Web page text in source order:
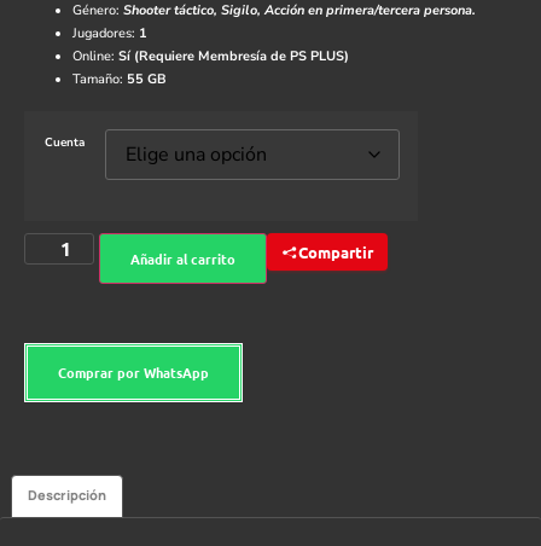
Género: Shooter táctico, Sigilo, Acción en primera/tercera persona.
Jugadores: 1
Online: Sí (Requiere Membresía de PS PLUS)
Tamaño: 55 GB
Cuenta
Añadir al carrito Compartir
Comprar por WhatsApp
Descripción